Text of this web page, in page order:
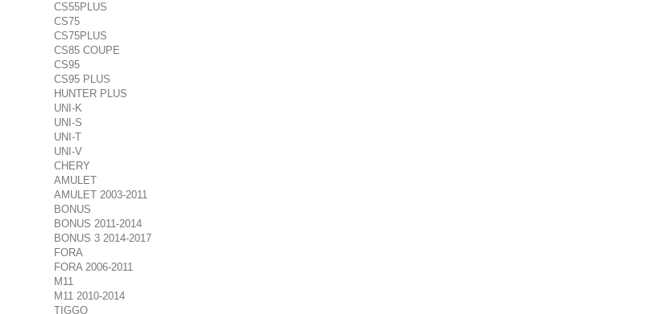
CS55PLUS
CS75
CS75PLUS
CS85 COUPE
CS95
CS95 PLUS
HUNTER PLUS
UNI-K
UNI-S
UNI-T
UNI-V
CHERY
AMULET
AMULET 2003-2011
BONUS
BONUS 2011-2014
BONUS 3 2014-2017
FORA
FORA 2006-2011
M11
M11 2010-2014
TIGGO